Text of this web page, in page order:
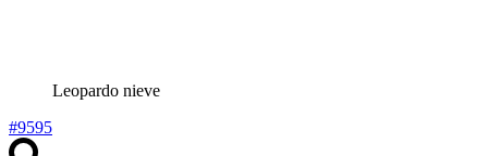
Leopardo nieve
#9595